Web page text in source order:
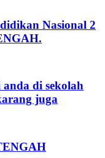
Nasional 2
di sekolah
juga